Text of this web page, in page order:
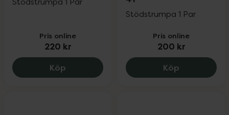
Pris online
220 kr
Köp Savvyday´s Fight Storlek 42-45, 220
Stödstrumpa 1 Par
Pris online
200 kr
Köp